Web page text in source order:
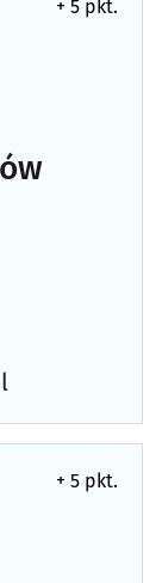
+ 5 pkt.
+ 5 pkt.